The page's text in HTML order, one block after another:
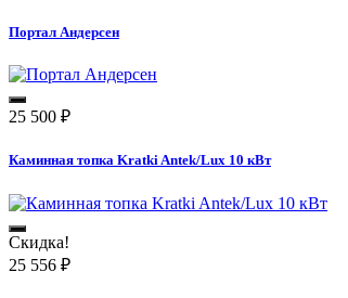
Портал Андерсен
25 500 ₽
Каминная топка Kratki Antek/Lux 10 кВт
Скидка!
25 556 ₽